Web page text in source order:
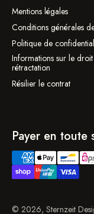
Mentions légales
Conditions générales
Politique de
Informations sur le
rétractation
Résilier le contrat
Payer en toute
© 2026, Sternzeit